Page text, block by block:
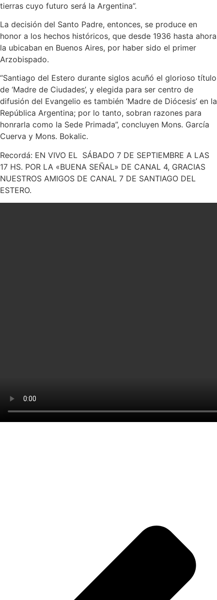
tierras cuyo futuro será la Argentina”.
La decisión del Santo Padre, entonces, se produce en
honor a los hechos históricos, que desde 1936 hasta ahora
la ubicaban en Buenos Aires, por haber sido el primer
Arzobispado.
“Santiago del Estero durante siglos acuñó el glorioso título
de ‘Madre de Ciudades’, y elegida para ser centro de
difusión del Evangelio es también ‘Madre de Diócesis’ en la
República Argentina; por lo tanto, sobran razones para
honrarla como la Sede Primada”, concluyen Mons. García
Cuerva y Mons. Bokalic.
Recordá: EN VIVO EL SÁBADO 7 DE SEPTIEMBRE A LAS
17 HS. POR LA «BUENA SEÑAL» DE CANAL 4, GRACIAS
NUESTROS AMIGOS DE CANAL 7 DE SANTIAGO DEL
ESTERO.